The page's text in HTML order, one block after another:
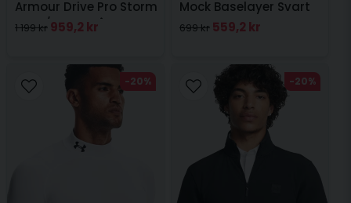
Armour Drive Pro Storm
Hyb 1/2 Zip Grå
1 199 kr 959,2 kr
Mock Baselayer Svart
699 kr 559,2 kr
-20% -20%